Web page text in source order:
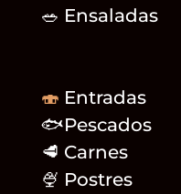
🥗 Ensaladas
🍣 Entradas
🐟Pescados
🥩 Carnes
🍨 Postres